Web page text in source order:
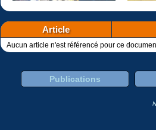
Article
Aucun article n'est référencé pour ce
Publications